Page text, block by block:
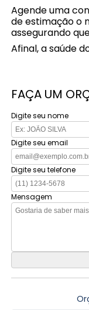
Agende uma
de estimação o
assegurando
Afinal, a saúde
FAÇA UM
Digite seu nome
Digite seu email
Digite seu telefone
Mensagem